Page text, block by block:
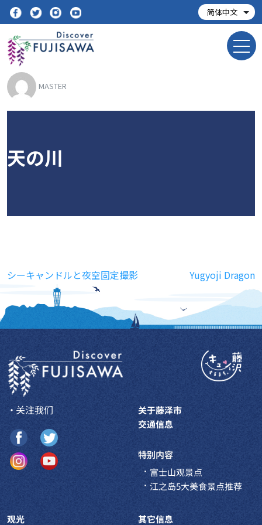
MASTER
天の川
文章导航
シーキャンドルと夜空固定撮影 Yugyoji Dragon
关于藤泽市
交通信息
特别内容
富士山观景点
江之岛5大美食景点推荐
观光 其它信息
・关注我们